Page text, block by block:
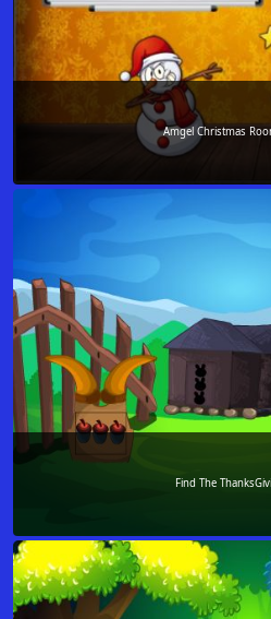
Amgel Christmas
Find The